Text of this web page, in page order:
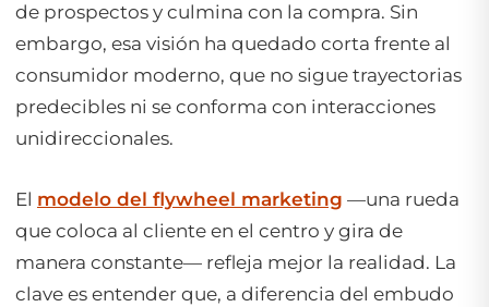
de prospectos y culmina con la compra. Sin
embargo, esa visión ha quedado corta frente al
consumidor moderno, que no sigue trayectorias
predecibles ni se conforma con interacciones
unidireccionales.
El modelo del flywheel marketing —una rueda
que coloca al cliente en el centro y gira de
manera constante— refleja mejor la realidad. La
clave es entender que, a diferencia del embudo